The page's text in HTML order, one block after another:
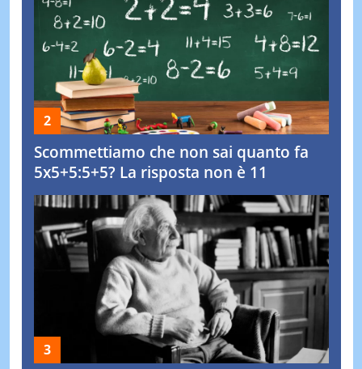
Scommettiamo che non sai quanto fa
5x5+5:5+5? La risposta non è 11